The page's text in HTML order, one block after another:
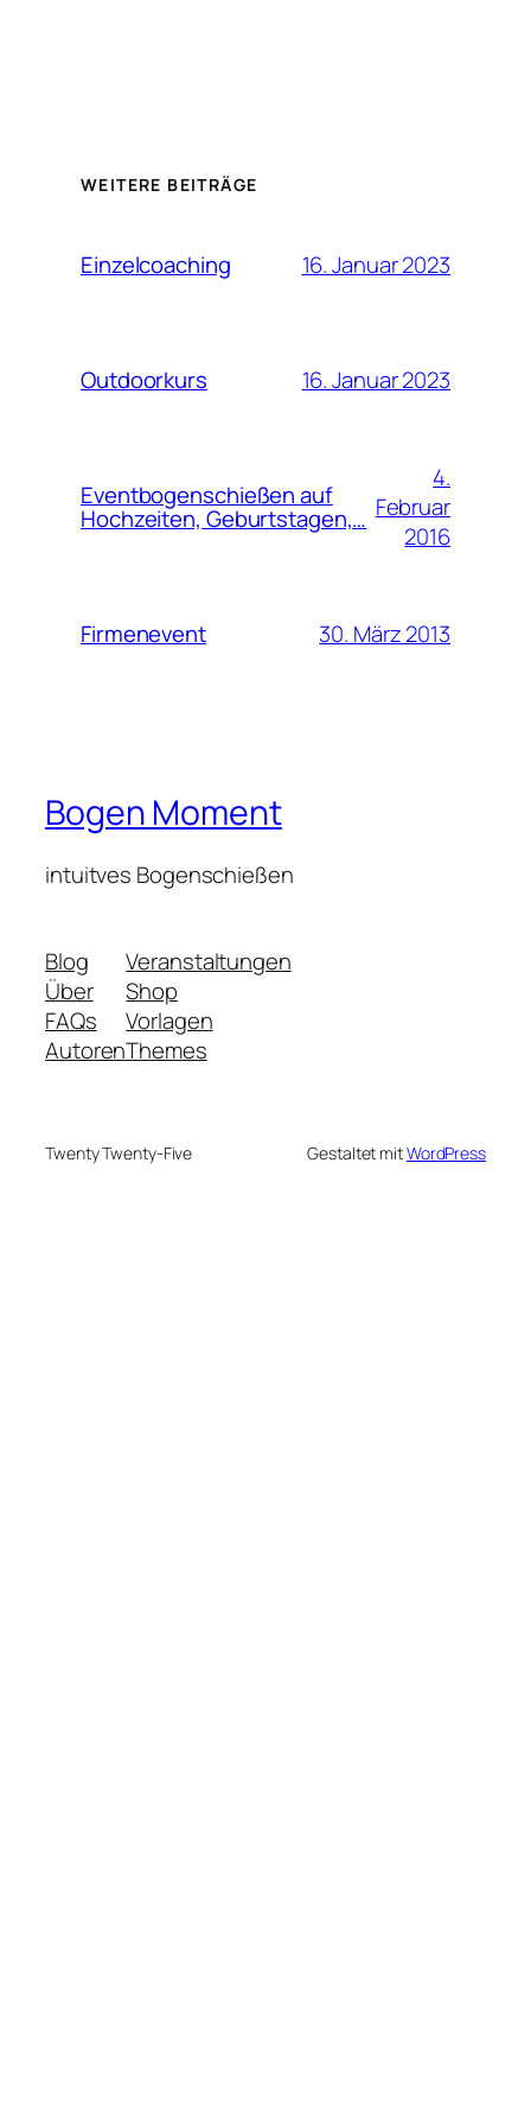
WEITERE BEITRÄGE
Einzelcoaching 16. Januar 2023
Outdoorkurs 16. Januar 2023
Eventbogenschießen auf
Hochzeiten, Geburtstagen,…
4.
Februar
2016
Firmenevent 30. März 2013
Bogen Moment
intuitves Bogenschießen
Blog
Über
FAQs
Autoren
Veranstaltungen
Shop
Vorlagen
Themes
Twenty Twenty-Five Gestaltet mitWordPress